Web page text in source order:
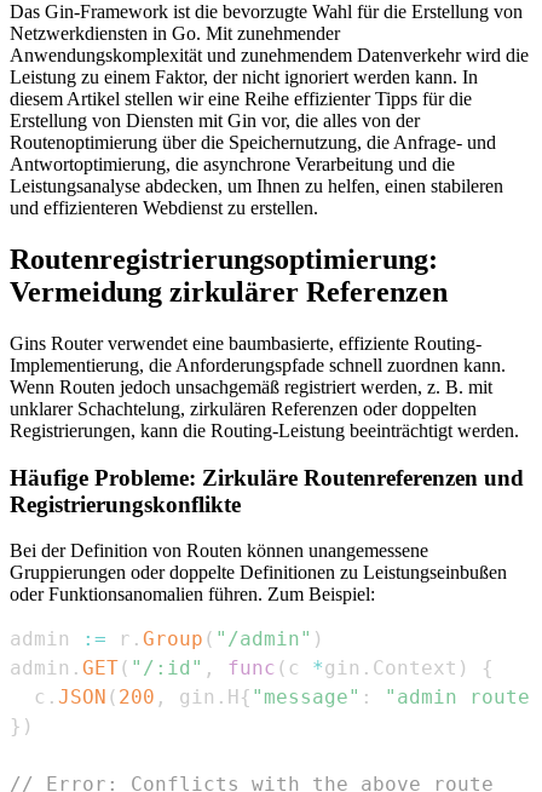
Das Gin-Framework ist die bevorzugte Wahl für die Erstellung von
Netzwerkdiensten in Go. Mit zunehmender
Anwendungskomplexität und zunehmendem Datenverkehr wird die
Leistung zu einem Faktor, der nicht ignoriert werden kann. In
diesem Artikel stellen wir eine Reihe effizienter Tipps für die
Erstellung von Diensten mit Gin vor, die alles von der
Routenoptimierung über die Speichernutzung, die Anfrage- und
Antwortoptimierung, die asynchrone Verarbeitung und die
Leistungsanalyse abdecken, um Ihnen zu helfen, einen stabileren
und effizienteren Webdienst zu erstellen.
Routenregistrierungsoptimierung:
Vermeidung zirkulärer Referenzen
Gins Router verwendet eine baumbasierte, effiziente Routing-
Implementierung, die Anforderungspfade schnell zuordnen kann.
Wenn Routen jedoch unsachgemäß registriert werden, z. B. mit
unklarer Schachtelung, zirkulären Referenzen oder doppelten
Registrierungen, kann die Routing-Leistung beeinträchtigt werden.
Häufige Probleme: Zirkuläre Routenreferenzen und
Registrierungskonflikte
Bei der Definition von Routen können unangemessene
Gruppierungen oder doppelte Definitionen zu Leistungseinbußen
oder Funktionsanomalien führen. Zum Beispiel:
admin := r . Group ( "/admin" )
admin . GET( "/:id" , func ( c *gin . Context )
{
  c
. JSON ( 200 , gin . H { "message" :
"admin route"
} )
// Error: Conflicts with the above route